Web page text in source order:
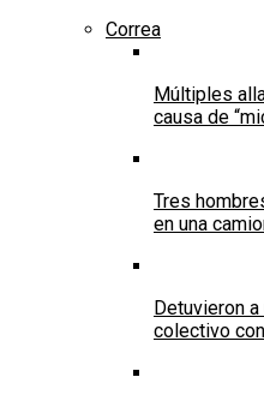
Correa
Múltiples
causa de
Tres
en una
Detuvieron
colectivo